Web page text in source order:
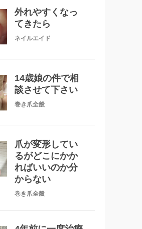
外れやすくなっ
てきたら
ネイルエイド
14歳娘の件で相
談させて下さい
巻き爪全般
爪が変形してい
るがどこにかか
ればいいのか分
からない
巻き爪全般